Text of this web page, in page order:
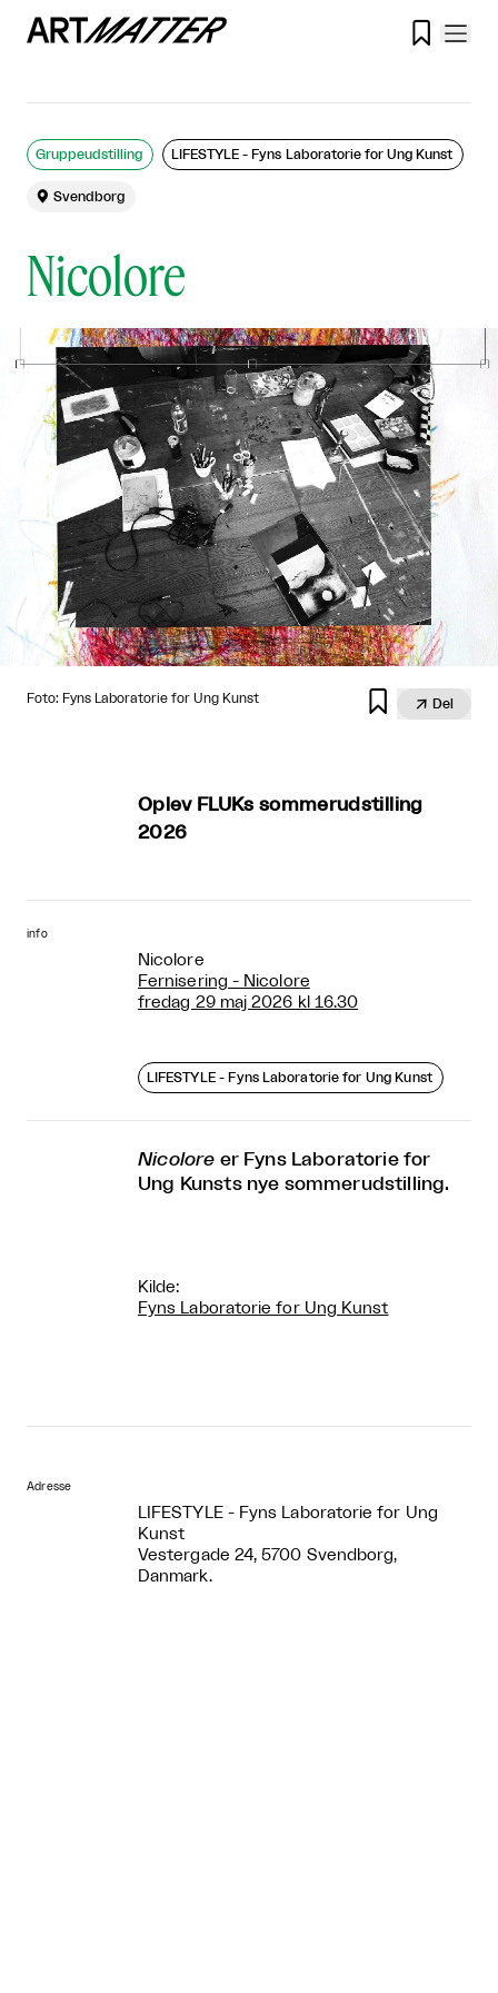

Nicolore
Gruppeudstilling LIFESTYLE - Fyns Laboratorie for Ung Kunst
 Svendborg
Foto: Fyns Laboratorie for Ung Kunst   Del
Oplev FLUKs sommerudstilling
2026
info
Nicolore
Fernisering - Nicolore
fredag 29 maj 2026 kl 16.30
LIFESTYLE - Fyns Laboratorie for Ung Kunst
Nicolore er Fyns Laboratorie for
Ung Kunsts nye sommerudstilling.
Kilde:
Fyns Laboratorie for Ung Kunst
Adresse
LIFESTYLE - Fyns Laboratorie for Ung
Kunst
Vestergade 24, 5700 Svendborg,
Danmark.